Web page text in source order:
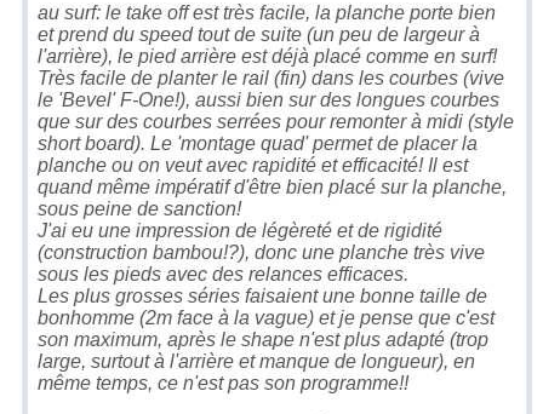
au surf: le take off est très facile, la planche porte bien
et prend du speed tout de suite (un peu de largeur à
l'arrière), le pied arrière est déjà placé comme en surf!
Très facile de planter le rail (fin) dans les courbes (vive
le 'Bevel' F-One!), aussi bien sur des longues courbes
que sur des courbes serrées pour remonter à midi (style
short board). Le 'montage quad' permet de placer la
planche ou on veut avec rapidité et efficacité! Il est
quand même impératif d'être bien placé sur la planche,
sous peine de sanction!
J'ai eu une impression de légèreté et de rigidité
(construction bambou!?), donc une planche très vive
sous les pieds avec des relances efficaces.
Les plus grosses séries faisaient une bonne taille de
bonhomme (2m face à la vague) et je pense que c'est
son maximum, après le shape n'est plus adapté (trop
large, surtout à l'arrière et manque de longueur), en
même temps, ce n'est pas son programme!!